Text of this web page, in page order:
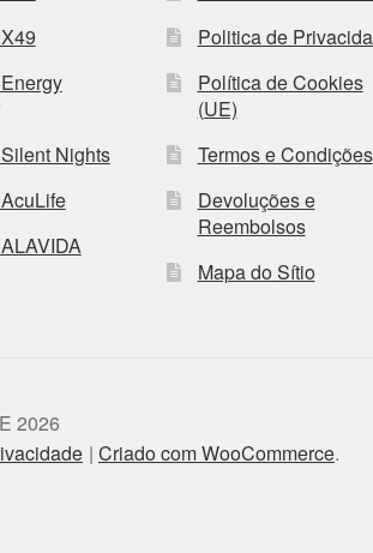
Nights
Politica de
Política de Cookies
(UE)
Termos e Condições
Devoluções e
Reembolsos
Mapa do Sítio
2026
Criado com WooCommerce.